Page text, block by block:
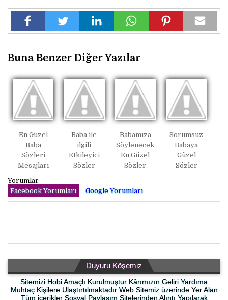
Buna Benzer Diğer Yazılar
En Güzel
Baba
Sözleri
Mesajları
Baba ile
ilgili
Etkileyici
Sözler
Babamıza
Söylenecek
En Güzel
Sözler
Sorumsuz
Babaya
Güzel
Sözler
Yorumlar
Facebook Yorumları
Google Yorumları
Duyuru Köşemiz
Sitemizi Hobi Amaçlı Kurulmuştur Kârımızın Geliri Yardıma
Muhtaç Kişilere Ulaştırtılmaktadır Web Sitemiz üzerinde Yer Alan
Tüm içerikler Sosyal Paylaşım Sitelerinden Alıntı Yapılarak